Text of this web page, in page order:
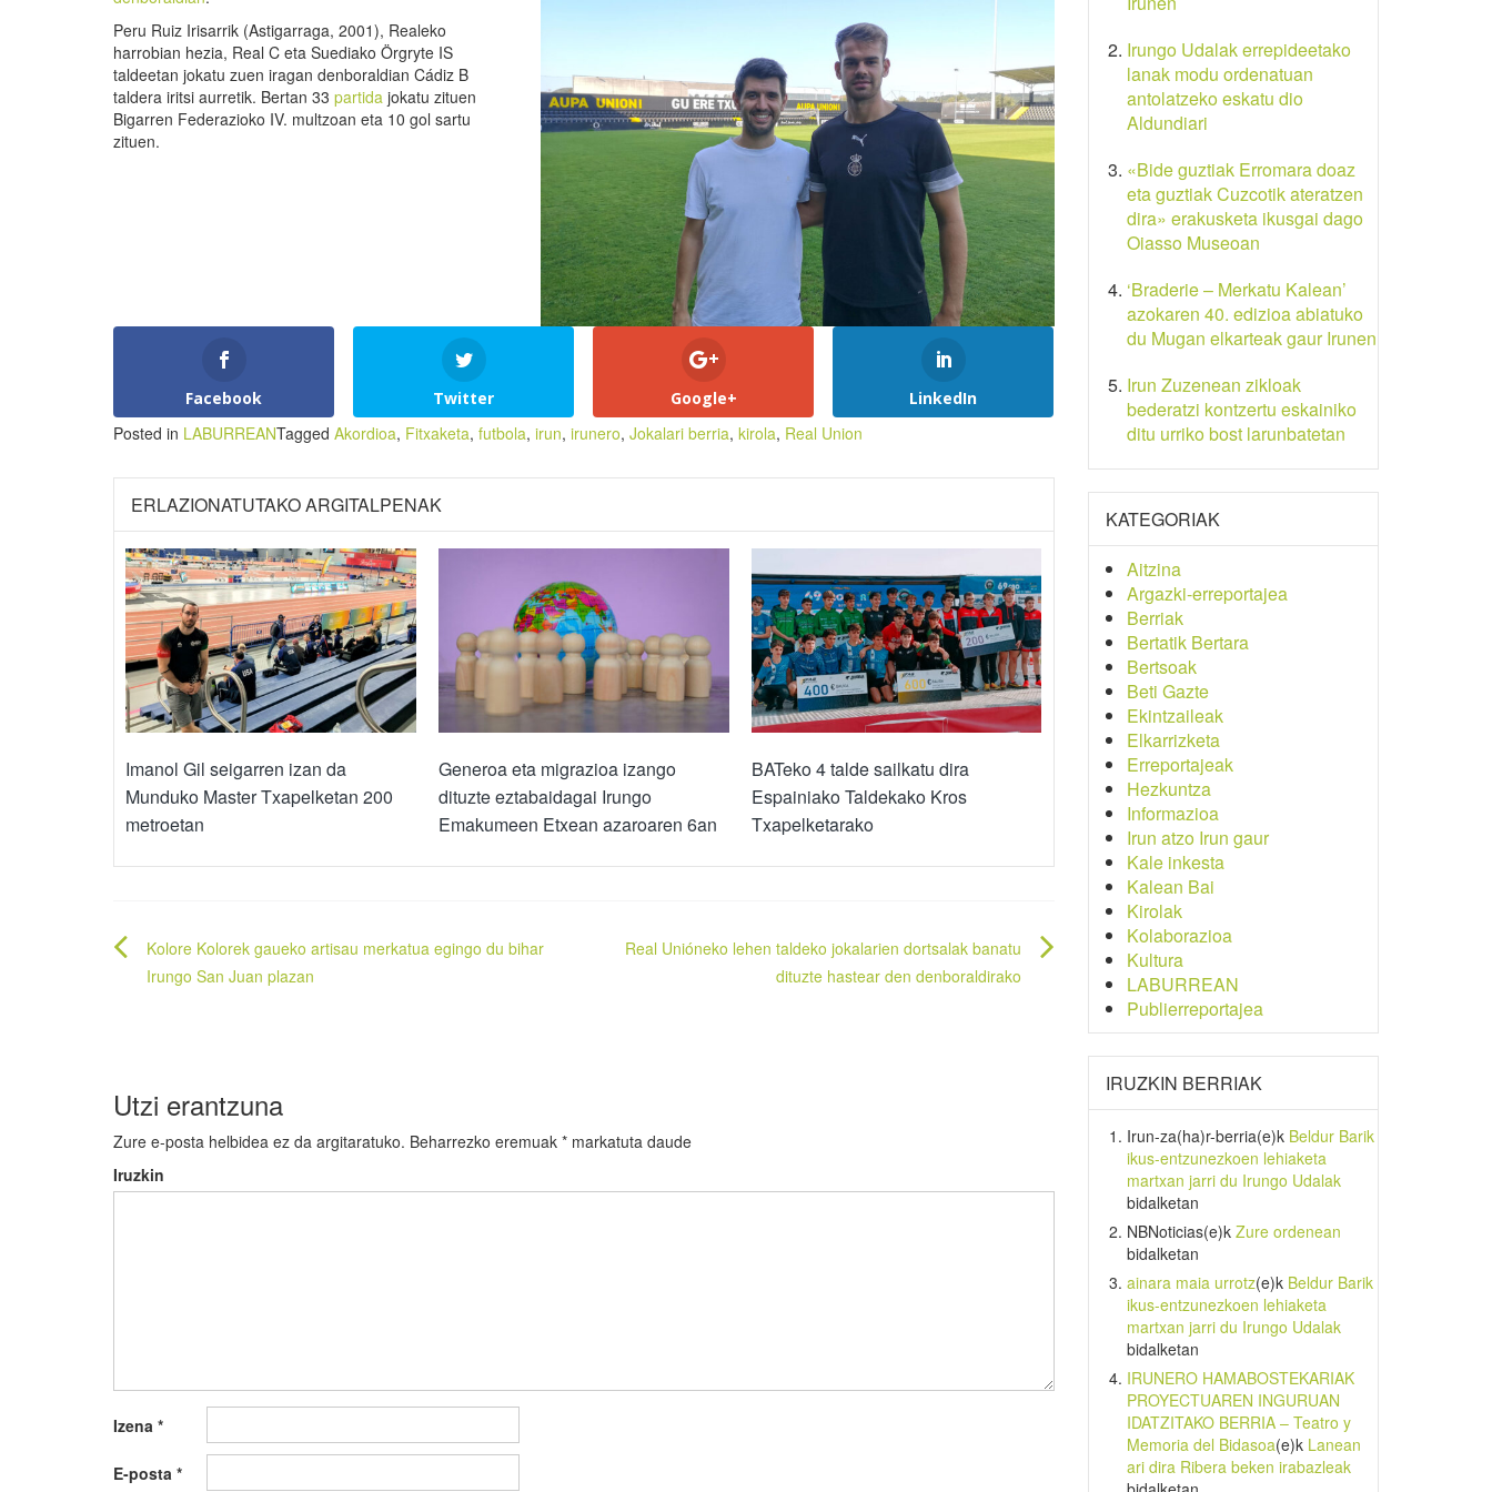
Peru Ruiz Irisarrik (Astigarraga, 2001), Realeko
harrobian hezia, Real C eta Suediako Örgryte IS
taldeetan jokatu zuen iragan denboraldian Cádiz B
taldera iritsi aurretik. Bertan 33 partida jokatu zituen
Bigarren Federazioko IV. multzoan eta 10 gol sartu
zituen.
Facebook Twitter Google+ LinkedIn
Posted in LABURREANTagged Akordioa, Fitxaketa, futbola, irun, irunero, Jokalari berria, kirola, Real Union
ERLAZIONATUTAKO ARGITALPENAK
Imanol Gil seigarren izan da
Munduko Master Txapelketan 200
metroetan
Generoa eta migrazioa izango
dituzte eztabaidagai Irungo
Emakumeen Etxean azaroaren 6an
BATeko 4 talde sailkatu dira
Espainiako Taldekako Kros
Txapelketarako
Bidalketetan
zehar
Kolore Kolorek gaueko artisau merkatua egingo du bihar
Irungo San Juan plazan
Real Unióneko lehen taldeko jokalarien dortsalak banatu
dituzte hastear den denboraldirako
Utzi erantzuna
Zure e-posta helbidea ez da argitaratuko. Beharrezko eremuak * markatuta daude
Iruzkin
Izena *
E-posta *
Irungo Udalak errepideetako
lanak modu ordenatuan
antolatzeko eskatu dio
Aldundiari
«Bide guztiak Erromara doaz
eta guztiak Cuzcotik ateratzen
dira» erakusketa ikusgai dago
Oiasso Museoan
‘Braderie – Merkatu Kalean’
azokaren 40. edizioa abiatuko
du Mugan elkarteak gaur Irunen
Irun Zuzenean zikloak
bederatzi kontzertu eskainiko
ditu urriko bost larunbatetan
KATEGORIAK
Aitzina
Argazki-erreportajea
Berriak
Bertatik Bertara
Bertsoak
Beti Gazte
Ekintzaileak
Elkarrizketa
Erreportajeak
Hezkuntza
Informazioa
Irun atzo Irun gaur
Kale inkesta
Kalean Bai
Kirolak
Kolaborazioa
Kultura
LABURREAN
Publierreportajea
IRUZKIN BERRIAK
Irun-za(ha)r-berria(e)k Beldur Barik
ikus-entzunezkoen lehiaketa
martxan jarri du Irungo Udalak
bidalketan
NBNoticias(e)k Zure ordenean
bidalketan
ainara maia urrotz(e)k Beldur Barik
ikus-entzunezkoen lehiaketa
martxan jarri du Irungo Udalak
bidalketan
IRUNERO HAMABOSTEKARIAK
PROYECTUAREN INGURUAN
IDATZITAKO BERRIA – Teatro y
Memoria del Bidasoa(e)k Lanean
ari dira Ribera beken irabazleak